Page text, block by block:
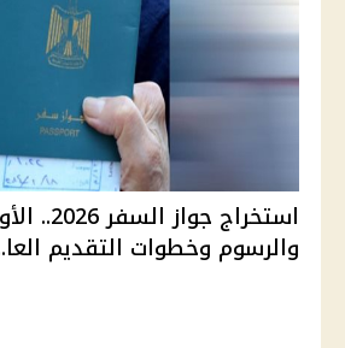
استخراج
والرسوم وخطوات التقديم